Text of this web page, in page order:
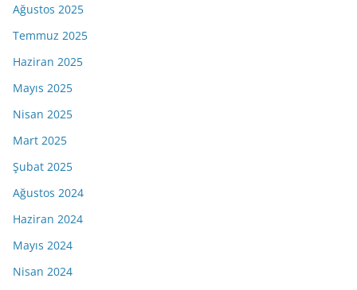
Ağustos 2025
Temmuz 2025
Haziran 2025
Mayıs 2025
Nisan 2025
Mart 2025
Şubat 2025
Ağustos 2024
Haziran 2024
Mayıs 2024
Nisan 2024